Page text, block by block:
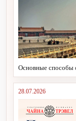
Основные способы
28.07.2026